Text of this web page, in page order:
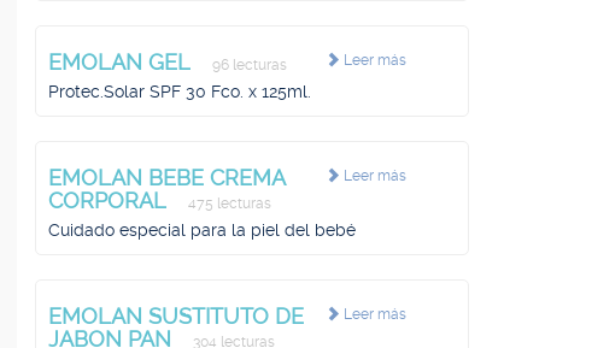
Leer más
EMOLAN GEL 96 lecturas
Protec.Solar SPF 30 Fco. x 125ml.
Leer más
EMOLAN BEBE CREMA
CORPORAL
475 lecturas
Cuidado especial para la piel del bebé
Leer más
EMOLAN SUSTITUTO DE
JABON PAN
304 lecturas